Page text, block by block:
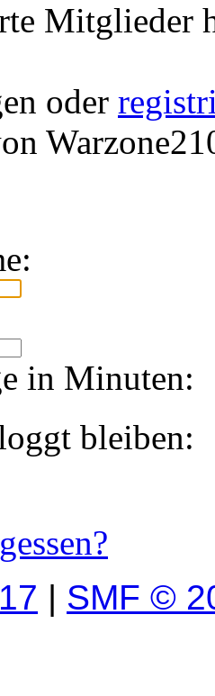
Mitglieder
oder
in Minuten:
bleiben:
| SMF ©